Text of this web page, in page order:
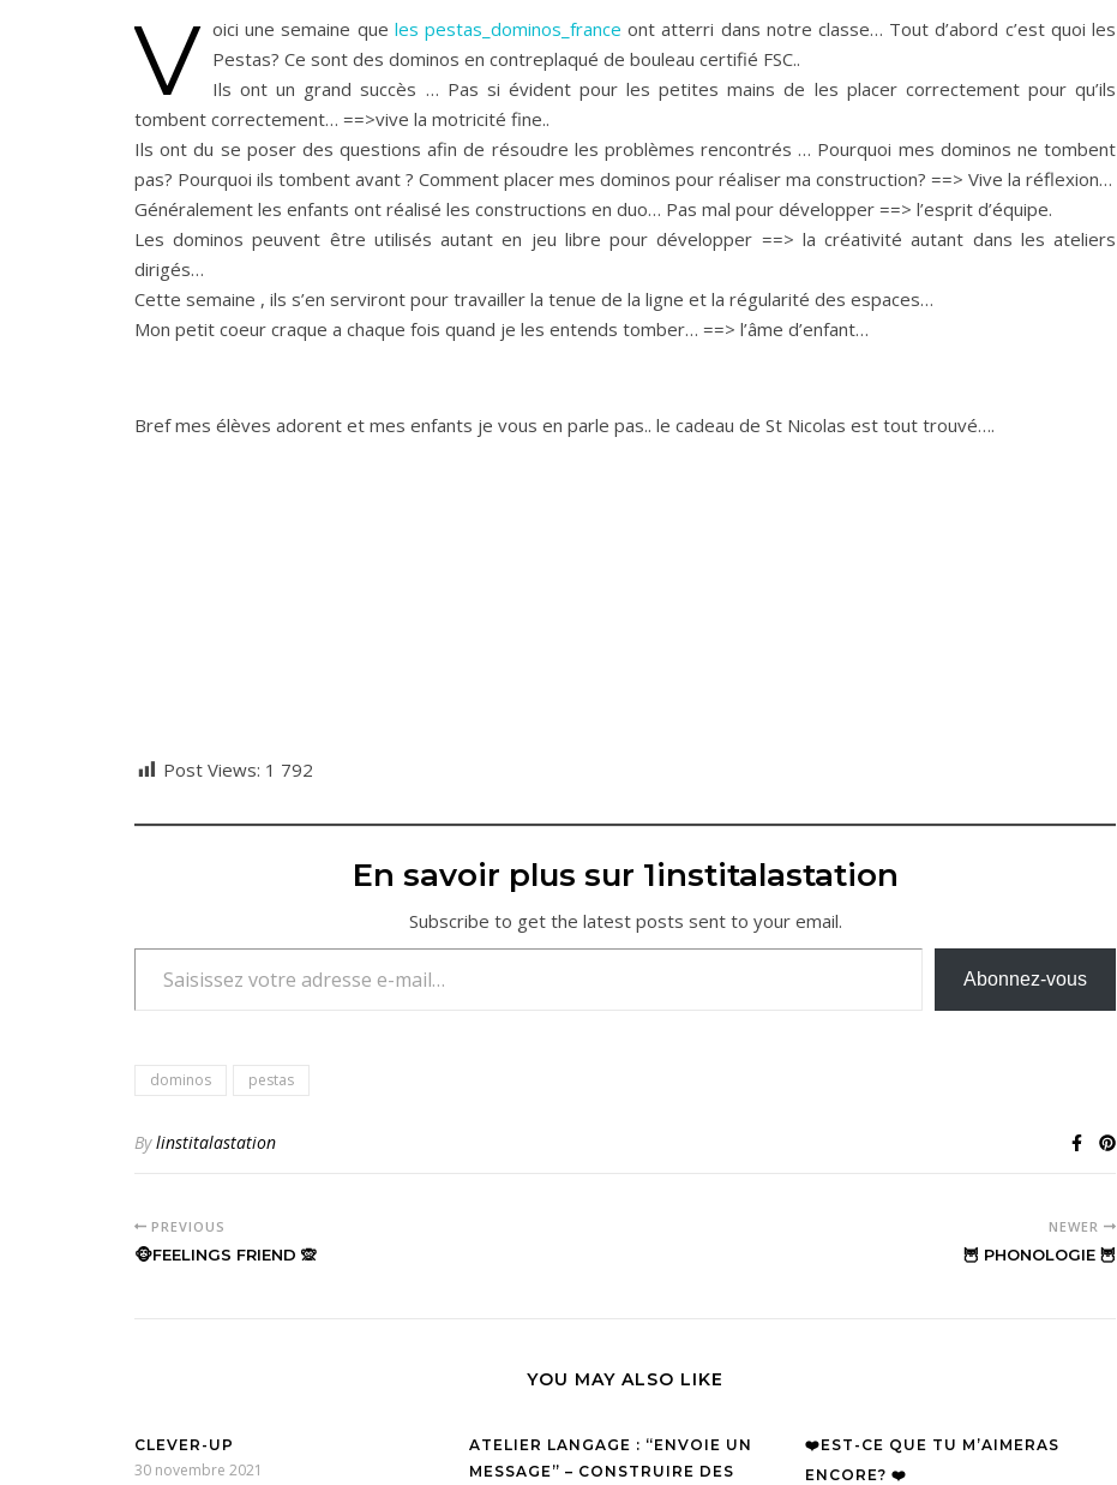
V oici une semaine que les pestas_dominos_france ont atterri dans notre classe… Tout d’abord c’est quoi les
Pestas? Ce sont des dominos en contreplaqué de bouleau certifié FSC..
Ils ont un grand succès … Pas si évident pour les petites mains de les placer correctement pour qu’ils
tombent correctement… ==>vive la motricité fine..
Ils ont du se poser des questions afin de résoudre les problèmes rencontrés … Pourquoi mes dominos ne tombent
pas? Pourquoi ils tombent avant ? Comment placer mes dominos pour réaliser ma construction? ==> Vive la réflexion…
Généralement les enfants ont réalisé les constructions en duo… Pas mal pour développer ==> l’esprit d’équipe.
Les dominos peuvent être utilisés autant en jeu libre pour développer ==> la créativité autant dans les ateliers
dirigés…
Cette semaine , ils s’en serviront pour travailler la tenue de la ligne et la régularité des espaces…
Mon petit coeur craque a chaque fois quand je les entends tomber… ==> l’âme d’enfant…
Bref mes élèves adorent et mes enfants je vous en parle pas.. le cadeau de St Nicolas est tout trouvé….
Post Views: 1 792
En savoir plus sur 1institalastation
Subscribe to get the latest posts sent to your email.
Saisissez votre adresse e-mail…
Abonnez-vous
dominos pestas
Bylinstitalastation
PREVIOUS
🐵FEELINGS FRIEND 🙊
NEWER
🦉 PHONOLOGIE 🦉
YOU MAY ALSO LIKE
CLEVER-UP
30 novembre 2021
ATELIER LANGAGE : “ENVOIE UN
MESSAGE” – CONSTRUIRE DES
❤️EST-CE QUE TU M’AIMERAS
ENCORE? ❤️